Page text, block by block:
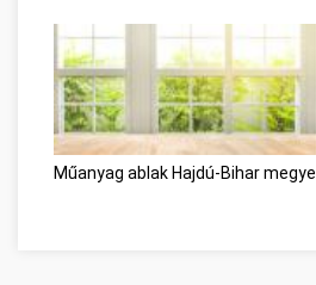
Műanyag ablak Hajdú-Bihar megye